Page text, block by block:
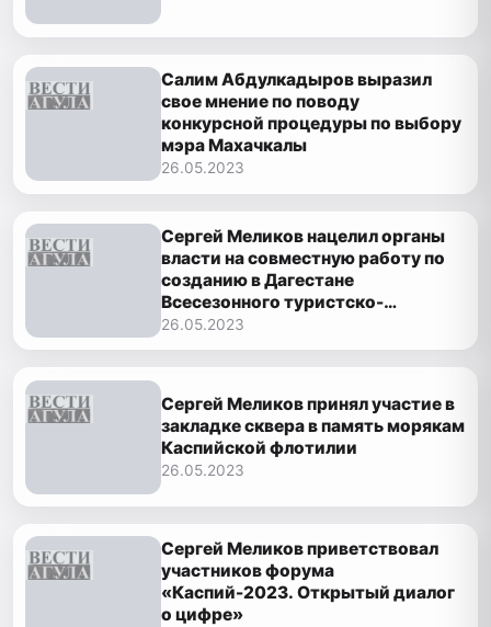
Салим Абдулкадыров выразил
свое мнение по поводу
конкурсной процедуры по выбору
мэра Махачкалы
26.05.2023
Сергей Меликов нацелил органы
власти на совместную работу по
созданию в Дагестане
Всесезонного туристско-
рекреационного комплекса
26.05.2023
Сергей Меликов принял участие в
закладке сквера в память морякам
Каспийской флотилии
26.05.2023
Сергей Меликов приветствовал
участников форума
«Каспий-2023. Открытый диалог
о цифре»